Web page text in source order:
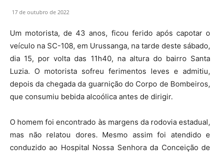
17 de outubro de 2022
Um motorista, de 43 anos, ficou ferido após capotar o
veículo na SC-108, em Urussanga, na tarde deste sábado,
dia 15, por volta das 11h40, na altura do bairro Santa
Luzia. O motorista sofreu ferimentos leves e admitiu,
depois da chegada da guarnição do Corpo de Bombeiros,
que consumiu bebida alcoólica antes de dirigir.
O homem foi encontrado às margens da rodovia estadual,
mas não relatou dores. Mesmo assim foi atendido e
conduzido ao Hospital Nossa Senhora da Conceição de